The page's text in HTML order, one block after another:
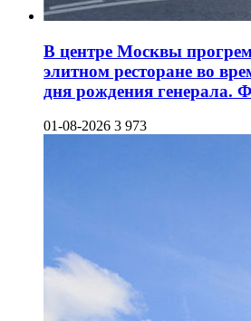
В центре Москвы
элитном ресторане во
дня рождения генерала.
01-08-2026 3 973